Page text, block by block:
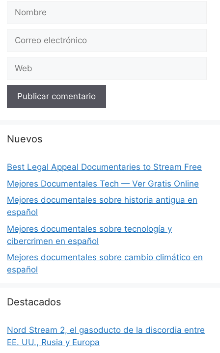
Nombre
Correo
Web
Nuevos
Best Legal Appeal Documentaries to Stream Free
Mejores Documentales Tech — Ver Gratis Online
Mejores documentales sobre historia antigua en
español
Mejores documentales sobre tecnología y
cibercrimen en español
Mejores documentales sobre cambio climático en
español
Destacados
Nord Stream 2, el gasoducto de la discordia entre
EE. UU., Rusia y Europa